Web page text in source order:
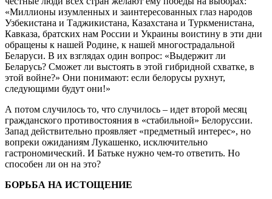
«Миллионы изумленных и заинтересованных глаз народов
Узбекистана и Таджикистана, Казахстана и Туркменистана,
Кавказа, братских нам России и Украины воистину в эти дни
обращены к нашей Родине, к нашей многострадальной
Беларуси. В их взглядах один вопрос: «Выдержит ли
Беларусь? Сможет ли выстоять в этой гибридной схватке, в
этой войне?» Они понимают: если белорусы рухнут,
следующими будут они!»
А потом случилось то, что случилось – идет второй месяц
гражданского противостояния в «стабильной» Белоруссии.
Запад действительно проявляет «предметный интерес», но
вопреки ожиданиям Лукашенко, исключительно
гастрономический. И Батьке нужно чем-то ответить. Но
способен ли он на это?
БОРЬБА НА ИСТОЩЕНИЕ